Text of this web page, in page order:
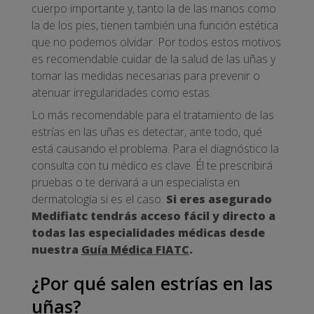
cuerpo importante y, tanto la de las manos como
la de los pies, tienen también una función estética
que no podemos olvidar. Por todos estos motivos
es recomendable cuidar de la salud de las uñas y
tomar las medidas necesarias para prevenir o
atenuar irregularidades como estas.
Lo más recomendable para el tratamiento de las
estrías en las uñas es detectar, ante todo, qué
está causando el problema. Para el diagnóstico la
consulta con tu médico es clave. Él te prescribirá
pruebas o te derivará a un especialista en
dermatología si es el caso. Si eres asegurado
Medifiatc tendrás acceso fácil y directo a
todas las especialidades médicas desde
nuestra Guía Médica FIATC.
¿Por qué salen estrías en las
uñas?